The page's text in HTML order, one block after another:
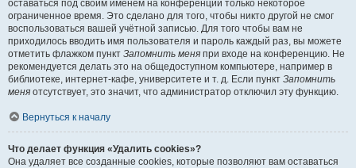
оставаться под своим именем на конференции только некоторое
ограниченное время. Это сделано для того, чтобы никто другой не смог
воспользоваться вашей учётной записью. Для того чтобы вам не
приходилось вводить имя пользователя и пароль каждый раз, вы можете
отметить флажком пункт Запомнить меня при входе на конференцию. Не
рекомендуется делать это на общедоступном компьютере, например в
библиотеке, интернет-кафе, университете и т. д. Если пункт Запомнить
меня отсутствует, это значит, что администратор отключил эту функцию.
Вернуться к началу
Что делает функция «Удалить cookies»?
Она удаляет все созданные cookies, которые позволяют вам оставаться